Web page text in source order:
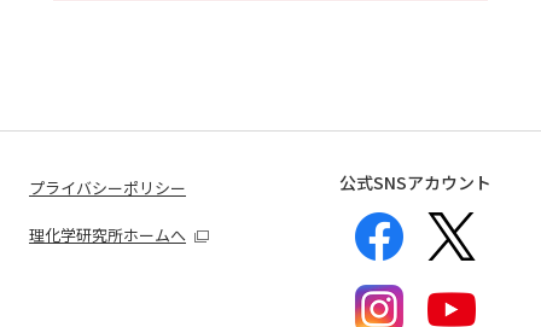
プライバシーポリシー
理化学研究所ホームへ
公式SNSアカウント